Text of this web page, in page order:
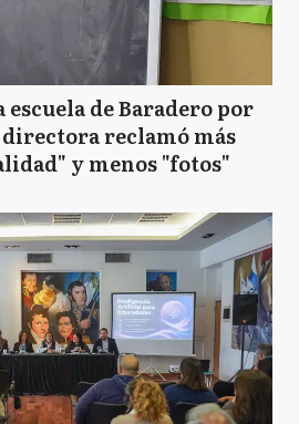
escuela de Baradero por
reclamó más
y menos "fotos"